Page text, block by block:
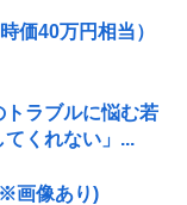
価40万円相当）
トラブルに悩む若
くれない」...
画像あり)